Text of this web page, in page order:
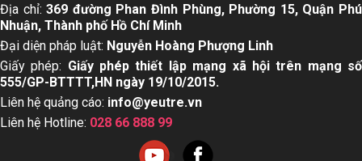
Địa chỉ:369 đường Phan Đình Phùng, Phường 15, Quận Phú
Nhuận, Thành phố Hồ Chí Minh
Đại diện pháp luật: Nguyễn Hoàng Phượng Linh
Giấy phép: Giấy phép thiết lập mạng xã hội trên mạng số
555/GP-BTTTT,HN ngày 19/10/2015.
Liên hệ quảng cáo: info@yeutre.vn
Liên hệ Hotline: 028 66 888 99